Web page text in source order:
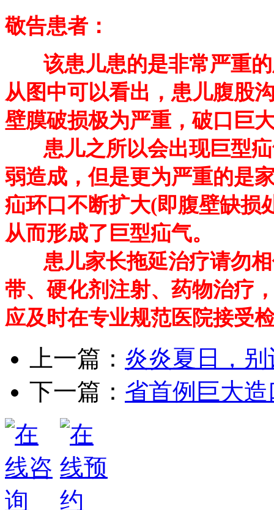
敬告患者：
该患儿患的是非常严重的
从图中可以看出，患儿腹股
壁膜破损极为严重，破口巨
患儿之所以会出现巨型疝
弱造成，但是更为严重的是
疝环口不断扩大(即腹壁缺损
从而形成了巨型疝气。
患儿家长拖延治疗请勿相
带、硬化剂注射、药物治疗
应及时在专业规范医院接受
上一篇： 炎炎夏日，
下一篇： 省首例巨大